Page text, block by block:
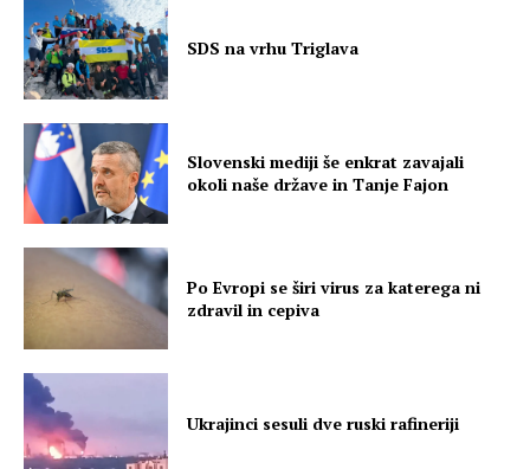
SDS na vrhu Triglava
Slovenski mediji še enkrat zavajali
okoli naše države in Tanje Fajon
Po Evropi se širi virus za katerega ni
zdravil in cepiva
Ukrajinci sesuli dve ruski rafineriji